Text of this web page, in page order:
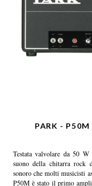
PARK -
Testata valvolare da 50
suono della chitarra rock
sonoro che molti musicisti
P50M è stato il primo